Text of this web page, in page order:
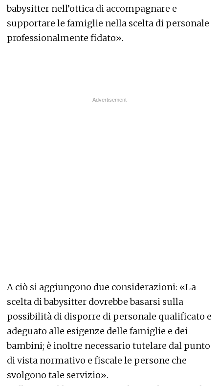
babysitter nell’ottica di accompagnare e
supportare le famiglie nella scelta di personale
professionalmente fidato».
A ciò si aggiungono due considerazioni: «La
scelta di babysitter dovrebbe basarsi sulla
possibilità di disporre di personale qualificato e
adeguato alle esigenze delle famiglie e dei
bambini; è inoltre necessario tutelare dal punto
di vista normativo e fiscale le persone che
svolgono tale servizio».